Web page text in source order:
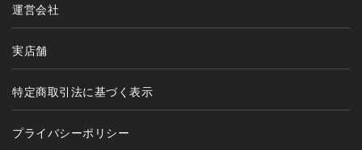
運営会社
実店舗
特定商取引法に基づく表示
プライバシーポリシー